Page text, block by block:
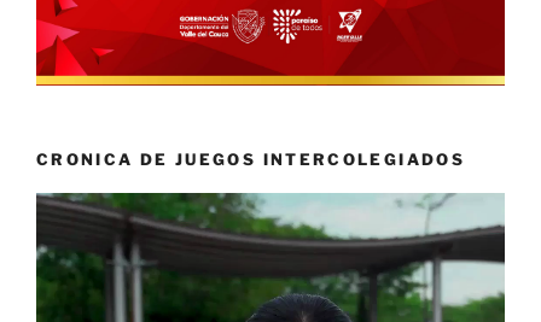
CRONICA DE JUEGOS INTERCOLEGIADOS
Reproductor
vídeo